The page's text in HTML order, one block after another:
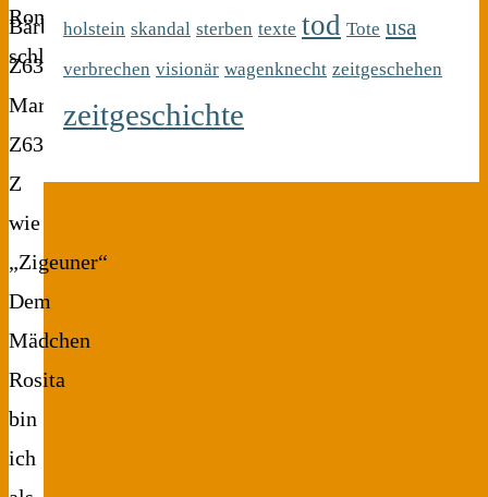
Bärbel
Z634,
Marie
Z635.
Z
wie
„Zigeuner“
Dem
Mädchen
Rosita
bin
ich
holstein skandal sterben texte tod Tote usa
verbrechen visionär wagenknecht zeitgeschehen
zeitgeschichte